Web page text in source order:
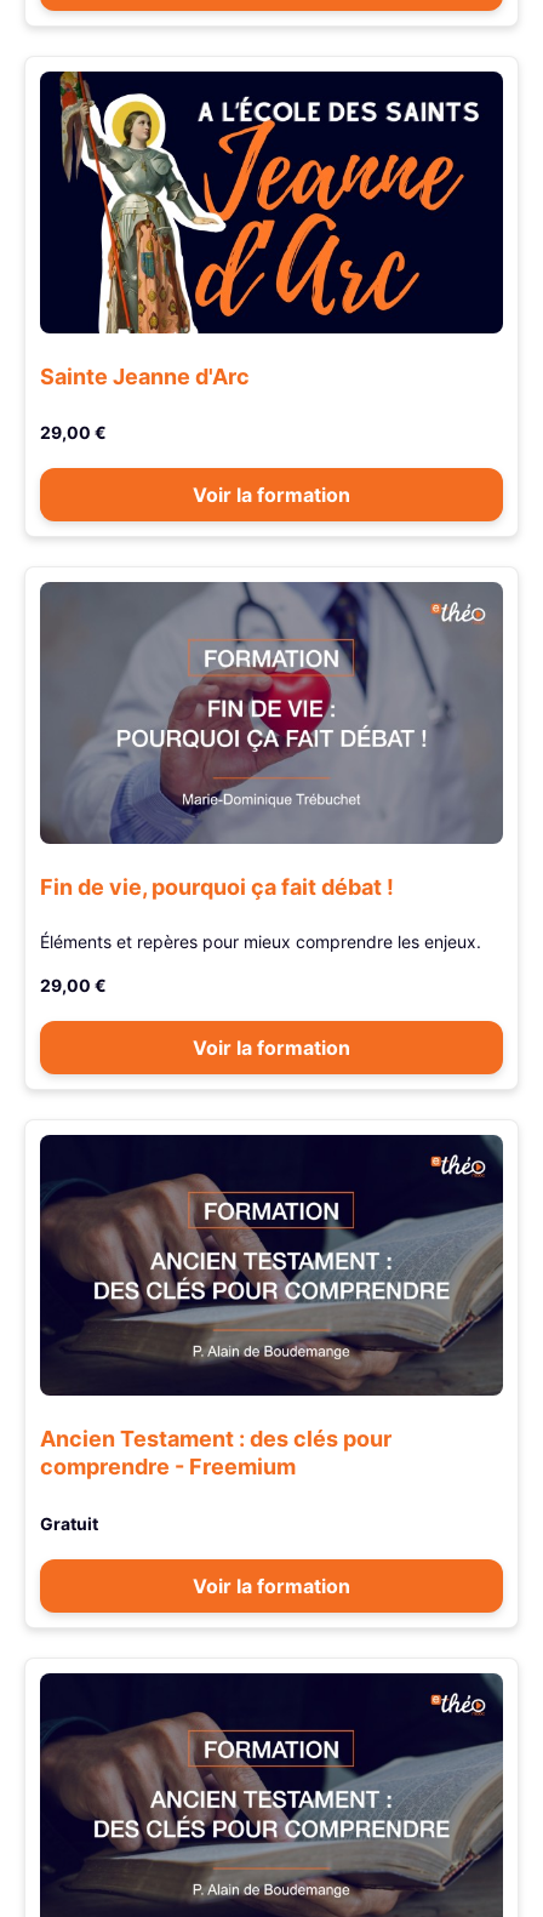
Sainte Jeanne d'Arc
29,00 €
Voir la formation
Fin de vie, pourquoi ça fait débat !
Éléments et repères pour mieux comprendre les enjeux.
29,00 €
Voir la formation
Ancien Testament : des clés pour
comprendre - Freemium
Gratuit
Voir la formation